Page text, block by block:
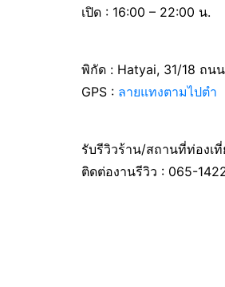
เปิด : 16:00 – 22:00 น.
พิกัด : Hatyai, 31/18 ถน
GPS : ลายแทงตามไปตำ
รับรีวิวร้าน/สถานที่ท่องเ
ติดต่องานรีวิว : 065-